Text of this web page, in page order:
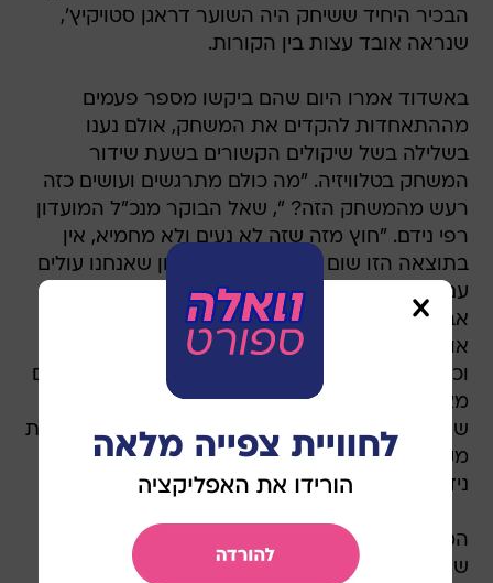
הבכיר היחיד ששיחק היה השוער דראגן סטויקיץ',
שנראה אובד עצות בין הקורות.
באשדוד אמרו היום שהם ביקשו מספר פעמים
מההתאחדות להקדים את המשחק, אולם נענו
בשלילה בשל שיקולים הקשורים בשעת שידור
המשחק בטלוויזיה. "מה כולם מתרגשים ועושים כזה
רעש מהמשחק הזה? ", שאל הבוקר מנכ"ל המועדון
רפי נידם. "חוץ מזה שזה לא נעים ולא מחמיא, אין
בתוצאה הזו שום דבר. לקחנו בחשבון שאנחנו עולים
עם הרכב צעיר ונסיוני. התוצאה בהחלט צורמת לנו,
אבל אם היה נגמר 0:4 או 0:5 אז אף אחד לא היה
אומר כלום. חוץ מזה בית"ר ירושלים קבוצה מצויינת
וכולכם כבר הספדתם אותה למרות שיש לה שחקנים
מצויינים ובשבילם זה היה כמו גמר גביע המדינה, כי
שחקנים מועמדים לעוף שם מהקבוצה, כך שיש סיבות
מקילות אבל שוב, זה לא נעים ולא נחמד", הוסיף
נידם.
המנכ"ל התייחס לנושא שעת המשחק וגם לעניין
שיתוף הצעירים והוסיף: "ביקשנו באופן אישי גם